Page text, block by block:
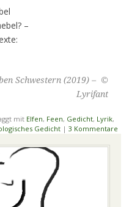
–
Schwestern (2019) – ©
Lyrifant
mit Elfen, Feen, Gedicht, Lyrik,
Gedicht | 3 Kommentare